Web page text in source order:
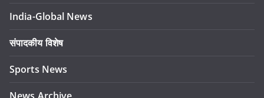
India-Global News
संपादकीय विशेष
Sports News